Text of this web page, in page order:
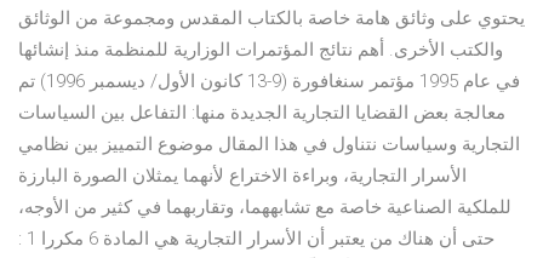
يحتوي على وثائق هامة خاصة بالكتاب المقدس ومجموعة من الوثائق
والكتب الأخرى. أهم نتائج المؤتمرات الوزارية للمنظمة منذ إنشائها
في عام 1995 مؤتمر سنغافورة (9-13 كانون الأول/ ديسمبر 1996) تم
معالجة بعض القضايا التجارية الجديدة منها: التفاعل بين السياسات
التجارية وسياسات نتناول في هذا المقال موضوع التمييز بين نظامي
الأسرار التجارية، وبراءة الاختراع لأنهما يمثلان الصورة البارزة
للملكية الصناعية خاصة مع تشابههما، وتقاربهما في كثير من الأوجه،
حتى أن هناك من يعتبر أن الأسرار التجارية هي المادة 6 مكررا 1 :